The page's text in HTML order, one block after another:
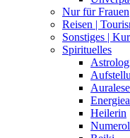
Nur für Frauen
Reisen |
Sonstiges |
Spirituelles
Heilerin